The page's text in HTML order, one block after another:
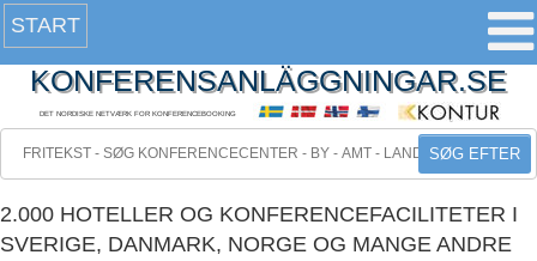
START
KONFERENSANLÄGGNINGAR.SE
DET NORDISKE NETVÆRK FOR KONFERENCEBOOKING
SØG EFTER
2.000 HOTELLER OG KONFERENCEFACILITETER I
SVERIGE, DANMARK, NORGE OG MANGE ANDRE